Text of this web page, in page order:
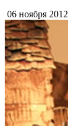
06 ноября 2012